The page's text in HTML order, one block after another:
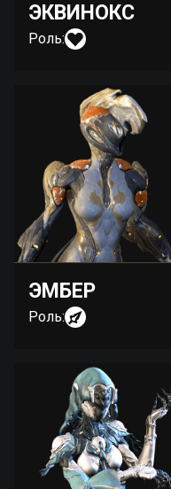
ЭКВИНОКС
Роль:
ЭМБЕР
Роль: